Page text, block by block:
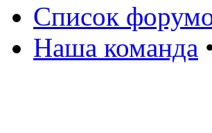
Список
Наша команда